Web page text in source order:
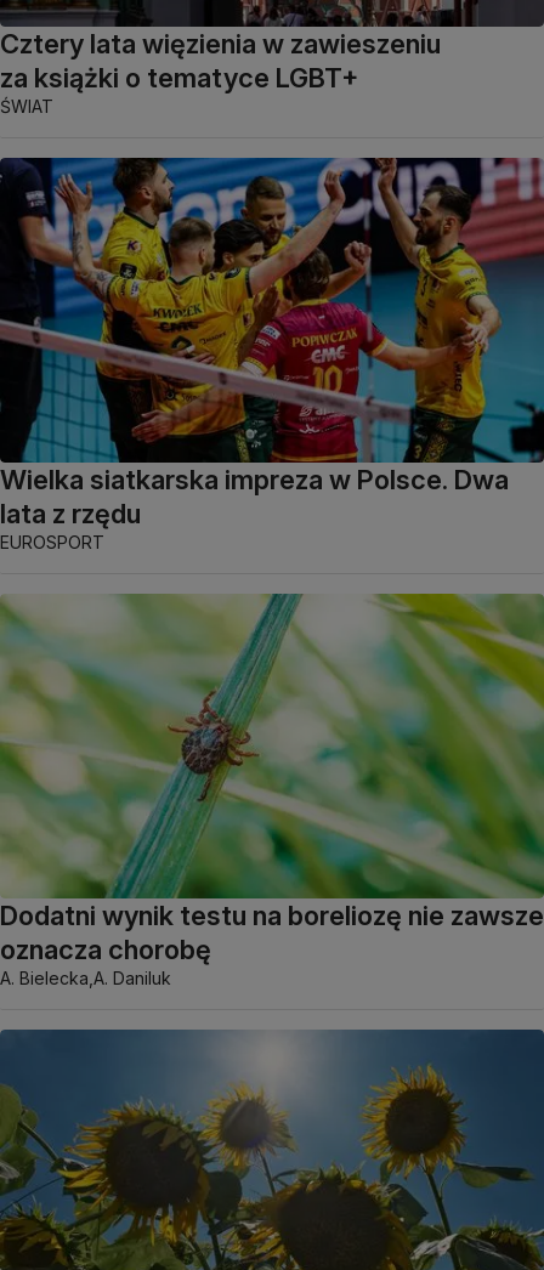
Cztery lata więzienia w zawieszeniu
za książki o tematyce LGBT+
ŚWIAT
Wielka siatkarska impreza w Polsce. Dwa
lata z rzędu
EUROSPORT
Dodatni wynik testu na boreliozę nie zawsze
oznacza chorobę
A. Bielecka, A. Daniluk